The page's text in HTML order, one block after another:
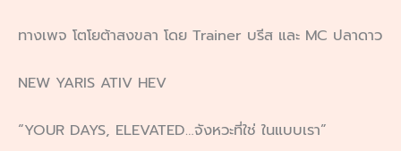
ทางเพจ โตโยต้าสงขลา โดย Trainer บรีส และ MC ปลาดาว
NEW YARIS ATIV HEV
“YOUR DAYS, ELEVATED…จังหวะที่ใช่ ในแบบเรา”